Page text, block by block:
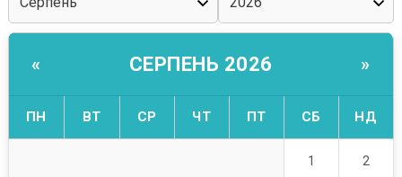
« СЕРПЕНЬ 2026 »
ПН ВТ СР ЧТ ПТ СБ НД
1 2